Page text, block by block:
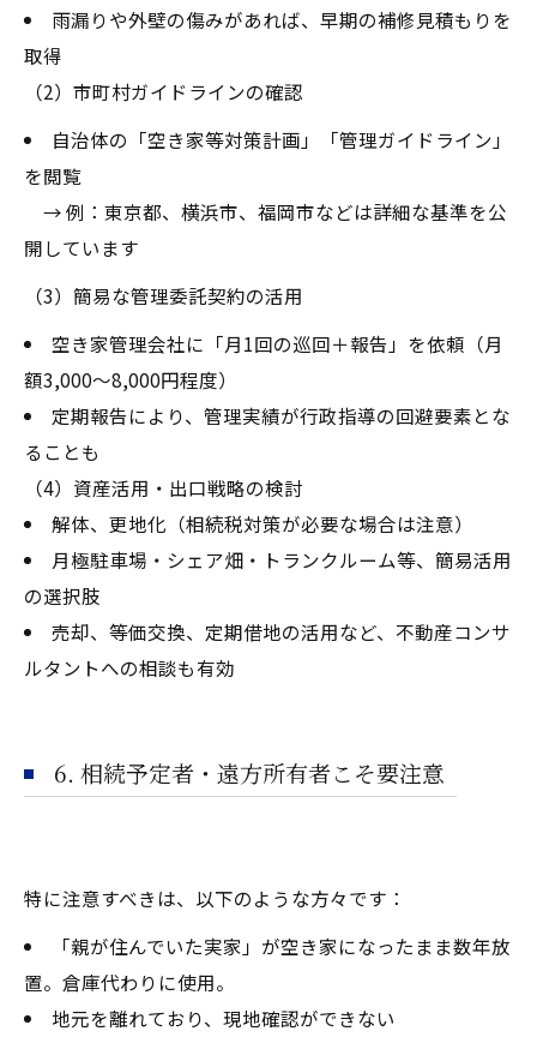
雨漏りや外壁の傷みがあれば、早期の補修見積もりを
取得
（2）市町村ガイドラインの確認
自治体の「空き家等対策計画」「管理ガイドライン」
を閲覧
→ 例：東京都、横浜市、福岡市などは詳細な基準を公
開しています
（3）簡易な管理委託契約の活用
空き家管理会社に「月1回の巡回＋報告」を依頼（月
額3,000～8,000円程度）
定期報告により、管理実績が行政指導の回避要素とな
ることも
（4）資産活用・出口戦略の検討
解体、更地化（相続税対策が必要な場合は注意）
月極駐車場・シェア畑・トランクルーム等、簡易活用
の選択肢
売却、等価交換、定期借地の活用など、不動産コンサ
ルタントへの相談も有効
6. 相続予定者・遠方所有者こそ要注意
特に注意すべきは、以下のような方々です：
「親が住んでいた実家」が空き家になったまま数年放
置。倉庫代わりに使用。
地元を離れており、現地確認ができない